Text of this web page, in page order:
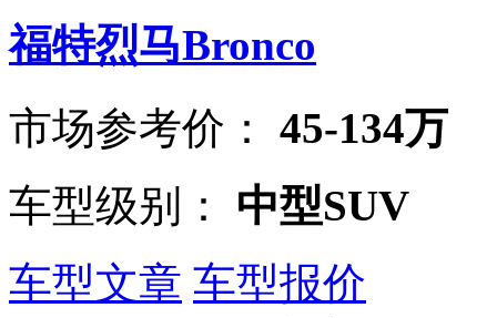
福特烈马Bronco
市场参考价：
45-134万
车型级别：
中型SUV
车型文章 车型报价